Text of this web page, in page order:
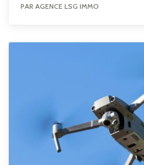
PAR AGENCE LSG IMMO